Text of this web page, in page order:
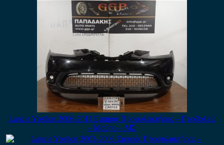
Lancia Ypsilon 2006-2011 Εμπρός Προφυλακτήρας – Προβολείς
– Μαύρο – ΜΣ